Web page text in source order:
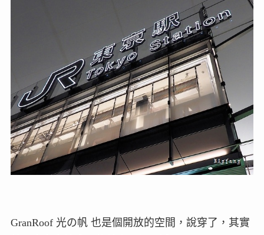
GranRoof 光の帆 也是個開放的空間，說穿了，其實